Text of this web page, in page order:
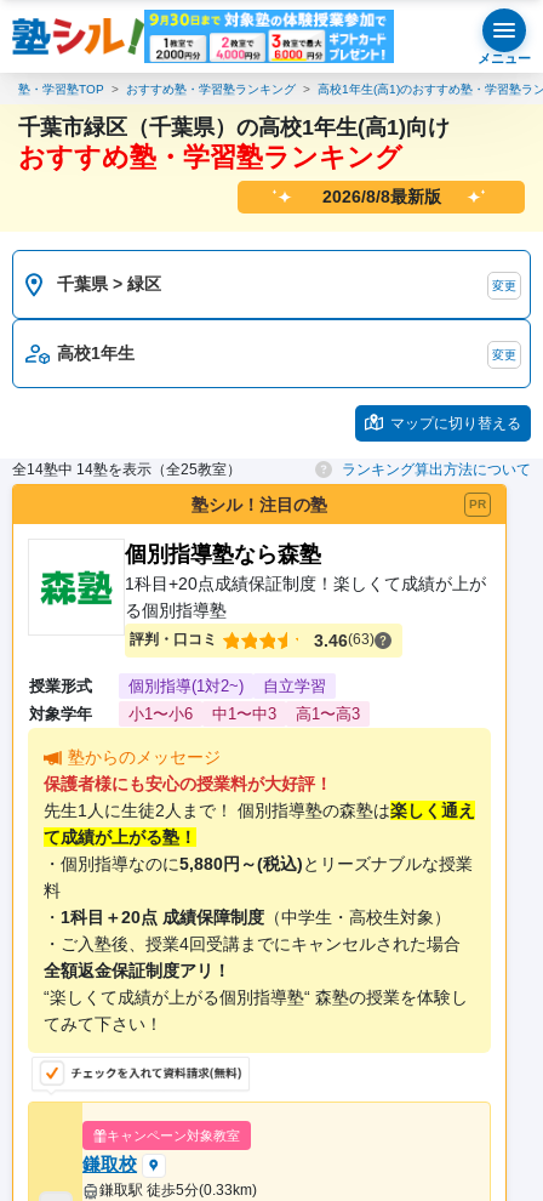
メニュー
塾・学習塾TOP おすすめ塾・学習塾ランキング 高校1年生(高1)のおすすめ塾・学習塾ラ
千葉市緑区（千葉県）の高校1年生(高1)向け
おすすめ塾・学習塾ランキング
2026/8/8最新版
千葉県 > 緑区 変更
高校1年生 変更
マップに切り替える
全14塾中 14塾を表示（全25教室） ランキング算出方法について
塾シル！注目の塾 PR
個別指導塾なら森塾
1科目+20点成績保証制度！楽しくて成績が上が
る個別指導塾
評判・口コミ 3.46(63)
授業形式 個別指導(1対2~)
自立学習
対象学年
小1〜小6 中1〜中3 高1〜高3
塾からのメッセージ
保護者様にも安心の授業料が大好評！
先生1人に生徒2人まで！ 個別指導塾の森塾は楽しく通え
て成績が上がる塾！
・個別指導なのに5,880円～(税込)とリーズナブルな授業
料
・ 1科目＋20点 成績保障制度 （中学生・高校生対象）
・ご入塾後、授業4回受講までにキャンセルされた場合
全額返金保証制度アリ！
“楽しくて成績が上がる個別指導塾“ 森塾の授業を体験し
てみて下さい！
キャンペーン対象教室
鎌取校
鎌取駅 徒歩5分(0.33km)